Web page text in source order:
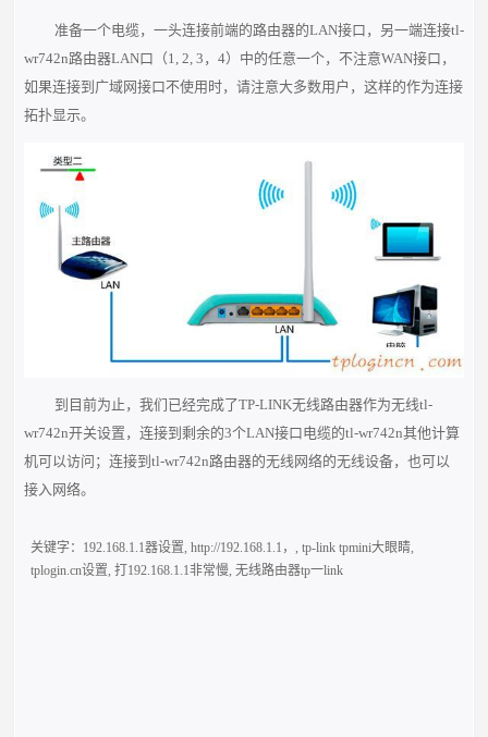
准备一个电缆，一头连接前端的路由器的LAN接口，另一端连接tl-
wr742n路由器LAN口（1, 2, 3，4）中的任意一个，不注意WAN接口，
如果连接到广域网接口不使用时，请注意大多数用户，这样的作为连接
拓扑显示。
到目前为止，我们已经完成了TP-LINK无线路由器作为无线tl-
wr742n开关设置，连接到剩余的3个LAN接口电缆的tl-wr742n其他计算
机可以访问；连接到tl-wr742n路由器的无线网络的无线设备，也可以
接入网络。
关键字： 192.168.1.1器设置,http://192.168.1.1，,tp-link tpmini大眼睛,
tplogin.cn设置,打192.168.1.1非常慢,无线路由器tp一link